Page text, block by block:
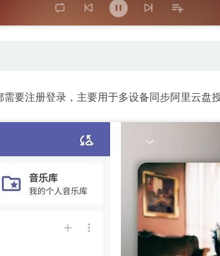
要注册登录，主要用于多设备同步阿里云盘